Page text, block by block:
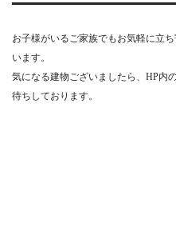
お子様がいるご家族でもお気軽に立
います。
気になる建物ございましたら、HP内
待ちしております。